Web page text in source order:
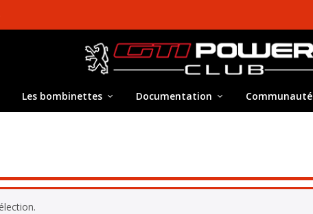
Les bombinettes Documentation Communauté